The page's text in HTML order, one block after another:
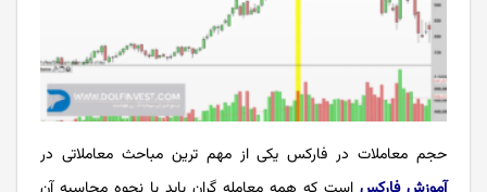
حجم معاملات در فارکس یکی از مهم ترین مباحث معاملاتی در